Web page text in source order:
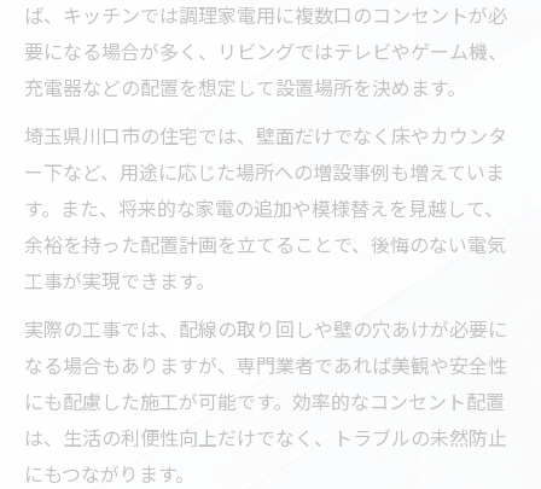
ば、キッチンでは調理家電用に複数口のコンセントが必
要になる場合が多く、リビングではテレビやゲーム機、
充電器などの配置を想定して設置場所を決めます。
埼玉県川口市の住宅では、壁面だけでなく床やカウンタ
ー下など、用途に応じた場所への増設事例も増えていま
す。また、将来的な家電の追加や模様替えを見越して、
余裕を持った配置計画を立てることで、後悔のない電気
工事が実現できます。
実際の工事では、配線の取り回しや壁の穴あけが必要に
なる場合もありますが、専門業者であれば美観や安全性
にも配慮した施工が可能です。効率的なコンセント配置
は、生活の利便性向上だけでなく、トラブルの未然防止
にもつながります。